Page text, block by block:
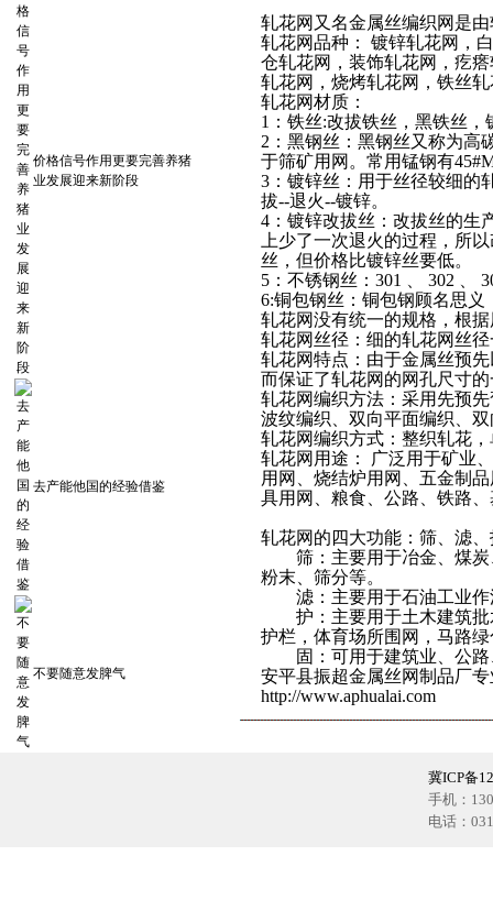
价格信号作用更要完善养猪
业发展迎来新阶段
去产能他国的经验借鉴
不要随意发脾气
轧花网又名金属丝编织网 是
轧花网品种： 镀锌轧花网，
仓轧花网，装饰轧花网，疙
轧花网，烧烤轧花网，铁丝
轧花网材质：
1：铁丝:改拔铁丝，黑铁丝，
2：黑钢丝：黑钢丝又称为高
于筛矿用网。常用锰钢有
3：镀锌丝：用于丝径较细的
拔--退火--镀锌。
4：镀锌改拔丝：改拔丝的生
上少了一次退火的过程，所
丝，但价格比镀锌丝要低。
5：不锈钢丝：301 、 302 、
6:铜包钢丝：铜包钢顾名思
轧花网没有统一的规格，根
轧花网丝径：细的轧花网丝径
轧花网特点：由于金属丝预
而保证了轧花网的网孔尺寸
轧花网编织方法：采用先预
波纹编织、双向平面编织、
轧花网编织方式：整织轧花
轧花网用途： 广泛用于矿业
用网、烧结炉用网、五金制
具用网、粮食、公路、铁路
轧花网的四大功能：筛、滤
筛：主要用于冶金、煤炭
粉末、筛分等。
滤：主要用于石油工业作
护：主要用于土木建筑批
护栏，体育场所围网，马路
固：可用于建筑业、公路
安平县振超金属丝网制品厂
http://www.aphualai.com
冀ICP备
手机：
电话：